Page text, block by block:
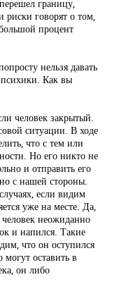
границу,
риски говорят о том,
процент
нельзя давать
Как вы
человек закрытый.
ситуации. В ходе
что с тем или
Но его никто не
и отправить его
с нашей стороны.
если видим
уже на месте. Да,
неожиданно
и напился. Такие
что он оступился
оставить в
он либо